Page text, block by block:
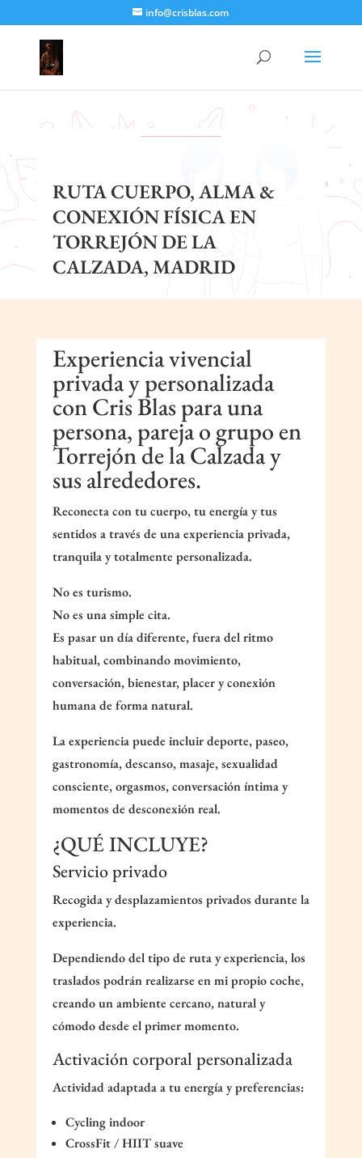
info@crisblas.com
RUTA CUERPO, ALMA &
CONEXIÓN FÍSICA EN
TORREJÓN DE LA
CALZADA, MADRID
Experiencia vivencial
privada y personalizada
con Cris Blas para una
persona, pareja o grupo en
Torrejón de la Calzada y
sus alrededores.
Reconecta con tu cuerpo, tu energía y tus
sentidos a través de una experiencia privada,
tranquila y totalmente personalizada.
No es turismo.
No es una simple cita.
Es pasar un día diferente, fuera del ritmo
habitual, combinando movimiento,
conversación, bienestar, placer y conexión
humana de forma natural.
La experiencia puede incluir deporte, paseo,
gastronomía, descanso, masaje, sexualidad
consciente, orgasmos, conversación íntima y
momentos de desconexión real.
¿QUÉ INCLUYE?
Servicio privado
Recogida y desplazamientos privados durante la
experiencia.
Dependiendo del tipo de ruta y experiencia, los
traslados podrán realizarse en mi propio coche,
creando un ambiente cercano, natural y
cómodo desde el primer momento.
Activación corporal personalizada
Actividad adaptada a tu energía y preferencias:
Cycling indoor
CrossFit / HIIT suave